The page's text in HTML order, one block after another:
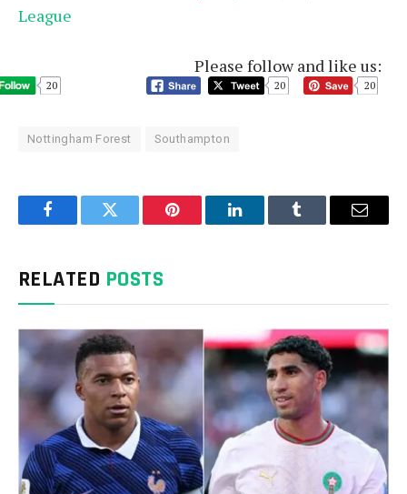
League
Please follow and like us:
20 20 20
Nottingham Forest Southampton
FacebookTwitter Pinterest LinkedInTumblr Email
RELATED POSTS